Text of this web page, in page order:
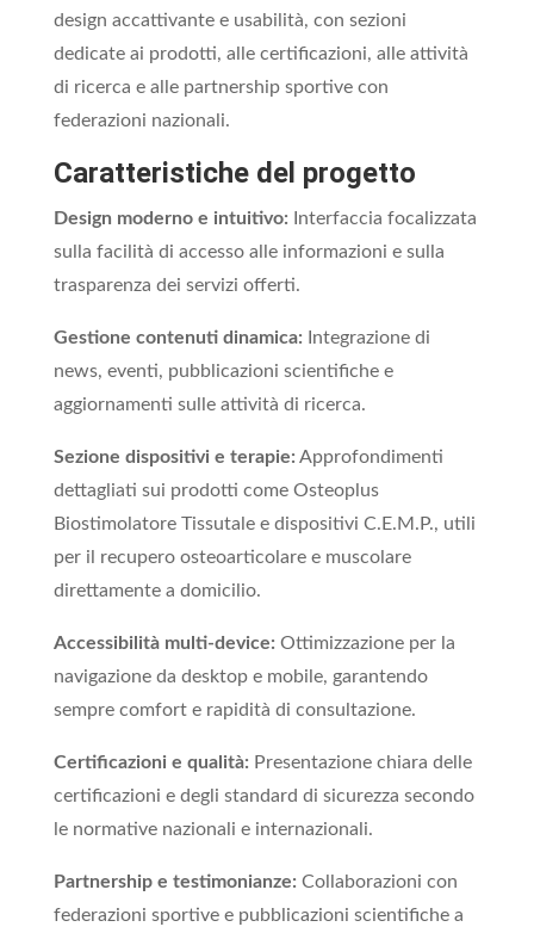
design accattivante e usabilità, con sezioni
dedicate ai prodotti, alle certificazioni, alle attività
di ricerca e alle partnership sportive con
federazioni nazionali.​
Caratteristiche del progetto
Design moderno e intuitivo: Interfaccia focalizzata
sulla facilità di accesso alle informazioni e sulla
trasparenza dei servizi offerti.
Gestione contenuti dinamica: Integrazione di
news, eventi, pubblicazioni scientifiche e
aggiornamenti sulle attività di ricerca.
Sezione dispositivi e terapie: Approfondimenti
dettagliati sui prodotti come Osteoplus
Biostimolatore Tissutale e dispositivi C.E.M.P., utili
per il recupero osteoarticolare e muscolare
direttamente a domicilio.
Accessibilità multi-device: Ottimizzazione per la
navigazione da desktop e mobile, garantendo
sempre comfort e rapidità di consultazione.
Certificazioni e qualità: Presentazione chiara delle
certificazioni e degli standard di sicurezza secondo
le normative nazionali e internazionali.
Partnership e testimonianze: Collaborazioni con
federazioni sportive e pubblicazioni scientifiche a